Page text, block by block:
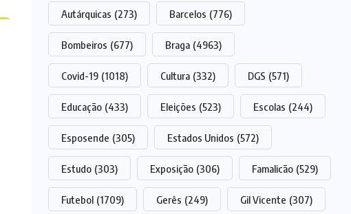
Autárquicas (273) Barcelos (776)
Bombeiros (677) Braga (4963)
Covid-19 (1018) Cultura (332) DGS (571)
Educação (433) Eleições (523) Escolas (244)
Esposende (305) Estados Unidos (572)
Estudo (303) Exposição (306) Famalicão (529)
Futebol (1709) Gerês (249) Gil Vicente (307)